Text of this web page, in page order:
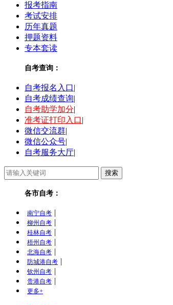
报考指南
考试安排
历年真题
押题资料
专本套读
自考查询：
自考报名入口|
自考成绩查询|
自考助学加分|
准考证打印入口|
微信交流群|
微信公众号|
自考服务大厅|
各市自考：
南宁自考 |
柳州自考 |
桂林自考 |
梧州自考 |
北海自考 |
防城港自考 |
钦州自考 |
贵港自考 |
更多+